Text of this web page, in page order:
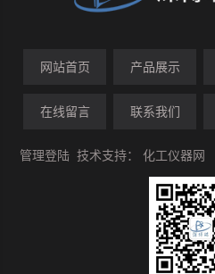
网站首页 产品展示
在线留言 联系我们
管理登陆 技术支持：化工仪器网